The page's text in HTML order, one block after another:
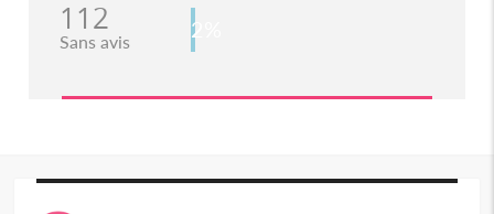
112
Sans avis 2%